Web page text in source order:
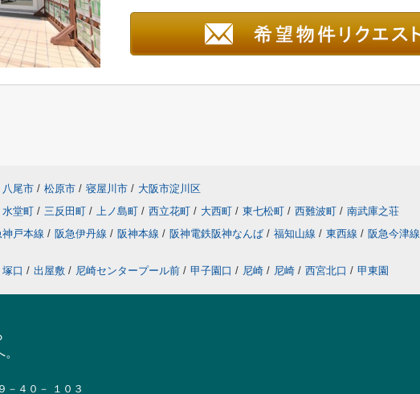
八尾市 / 松原市 / 寝屋川市 / 大阪市淀川区
水堂町 / 三反田町 / 上ノ島町 / 西立花町 / 大西町 / 東七松町 / 西難波町 / 南武庫之荘
神戸本線 / 阪急伊丹線 / 阪神本線 / 阪神電鉄阪神なんば / 福知山線 / 東西線 / 阪急今津線
塚口 / 出屋敷 / 尼崎センタープール前 / 甲子園口 / 尼崎 / 尼崎 / 西宮北口 / 甲東園
－４０－ １０３